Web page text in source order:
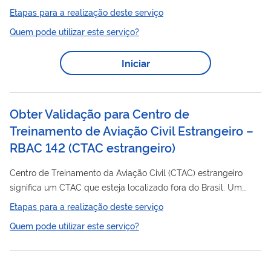
novos cursos ou incluir novas localidades, necessitam solicitar
uma alteração em suas Especificações de Treinamento. Os
procedimentos e documentos necessários a isso são
detalhados no documento IS (INSTRUÇÃO SUPLEMENTAR) nº
142-001, cuja versão atualizada é publicada na página da
atendimento aos requisitos de certificação contidos...
Etapas para a realização deste serviço
Quem pode utilizar este serviço?
Iniciar
Obter Validação para Centro de
Treinamento de Aviação Civil Estrangeiro –
RBAC 142 (CTAC estrangeiro)
Centro de Treinamento da Aviação Civil (CTAC) estrangeiro
significa um CTAC que esteja localizado fora do Brasil. Um
CTAC nessa condição e que já seja certificado por uma
Autoridade de Aviação Civil estrangeira pode pleitear a
validação dessa certificado junto à ANAC para poder prover
Etapas para a realização deste serviço
Quem pode utilizar este serviço?